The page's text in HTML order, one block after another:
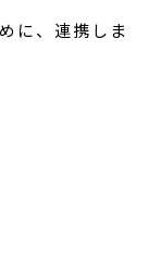
に、連携しま